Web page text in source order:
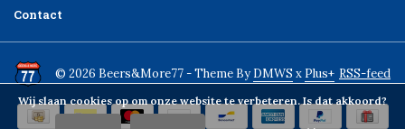
Contact
© 2026 Beers&More77 - Theme ByDMWS x Plus+ RSS-feed
Wij slaan cookies op om onze website te verbeteren. Is dat akkoord?